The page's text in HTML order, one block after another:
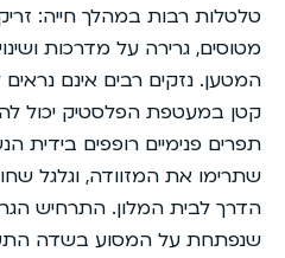
טלטלות רבות במהלך חייה:
מטוסים, גרירה על מדרכות
המטען. נזקים רבים אינם
קטן במעטפת הפלסטיק יכול
תפרים פנימיים רופפים בידית
שתרימו את המזוודה, וגלגל
הדרך לבית המלון. התרחיש
שנפתחת על המסוע בשדה